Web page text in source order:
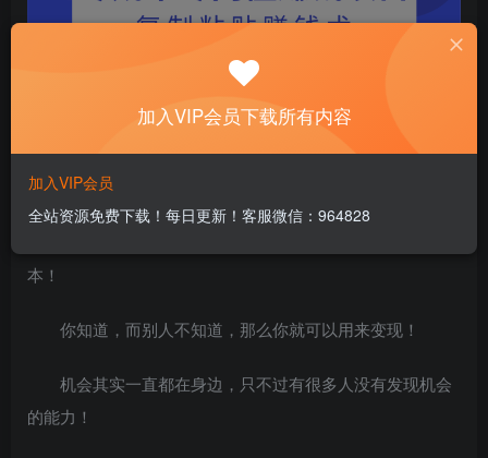
零成本零门槛赚钱项目之复制粘贴赚钱术，每天五分钟
轻松月入4000+【视频教程】
本！
你知道，而别人不知道，那么你就可以用来变现！
机会其实一直都在身边，只不过有很多人没有发现机会
的能力！
加入VIP会员下载所有内容
加入VIP会员
全站资源免费下载！每日更新！客服微信：964828